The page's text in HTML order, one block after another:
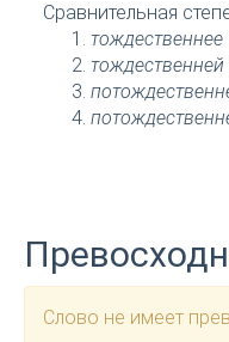
Сравнительная
тождественнее
тождественней
Слово не имеет